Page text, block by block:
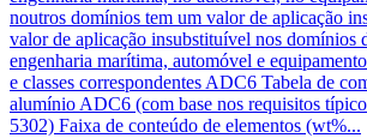
noutros domínios tem um valor de aplicação
valor de aplicação insubstituível nos domínios
engenharia marítima, automóvel e
e classes correspondentes ADC6 Tabela de
alumínio ADC6 (com base nos requisitos
5302) Faixa de conteúdo de elementos (wt%...